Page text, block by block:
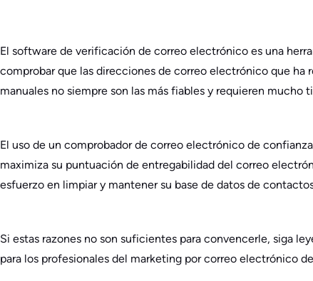
El software de verificación de correo electrónico es una
comprobar que las direcciones de correo electrónico que ha
manuales no siempre son las más fiables y requieren mucho
El uso de un comprobador de correo electrónico de
maximiza su puntuación de entregabilidad del correo
esfuerzo en limpiar y mantener su base de datos de
Si estas razones no son suficientes para convencerle, siga
para los profesionales del marketing por correo electrónico